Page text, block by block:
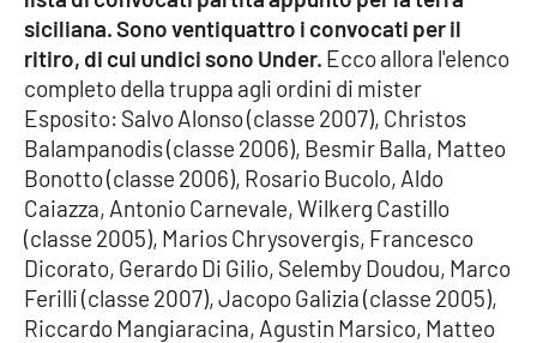
Società
Sport
RUBRICHE
Good Morning Vietnam
Parchi Marini Calabria
siciliana. Sono ventiquattro i convocati per il
ritiro, di cui undici sono Under. Ecco allora l'elenco
completo della truppa agli ordini di mister
Esposito: Salvo Alonso (classe 2007), Christos
Balampanodis (classe 2006), Besmir Balla, Matteo
Bonotto (classe 2006), Rosario Bucolo, Aldo
Caiazza, Antonio Carnevale, Wilkerg Castillo
(classe 2005), Marios Chrysovergis, Francesco
Dicorato, Gerardo Di Gilio, Selemby Doudou, Marco
Ferilli (classe 2007), Jacopo Galizia (classe 2005),
Riccardo Mangiaracina, Agustin Marsico, Matteo